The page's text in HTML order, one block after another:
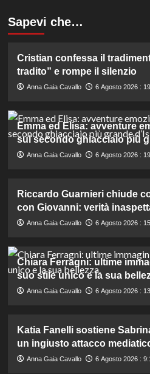
Sapevi che…
Cristian confessa il
tradito” e rompe il silenzio
Anna Gaia Cavallo 6 Agosto 2026 :
Emma ed Elisa: avventure
sul secondo ghiacciaio più
Anna Gaia Cavallo 6 Agosto 2026 :
Riccardo Guarnieri chiude
con Giovanni: verità
Anna Gaia Cavallo 6 Agosto 2026 :
Chiara Ferragni: ultime
suo stile unico e la sua
Anna Gaia Cavallo 6 Agosto 2026 :
Katia Fanelli sostiene
un ingiusto attacco
Anna Gaia Cavallo 6 Agosto 2026 :